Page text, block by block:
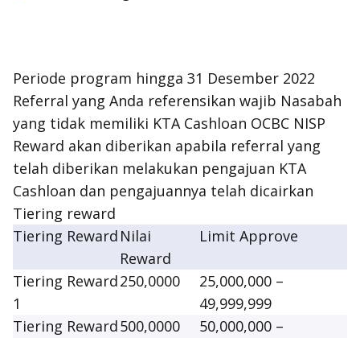
Periode program hingga 31 Desember 2022
Referral yang Anda referensikan wajib Nasabah
yang tidak memiliki KTA Cashloan OCBC NISP
Reward akan diberikan apabila referral yang
telah diberikan melakukan pengajuan KTA
Cashloan dan pengajuannya telah dicairkan
Tiering reward
Tiering Reward Nilai
Reward
Limit Approve
Tiering Reward
1
250,0000
25,000,000 –
49,999,999
Tiering Reward500,0000
50,000,000 –